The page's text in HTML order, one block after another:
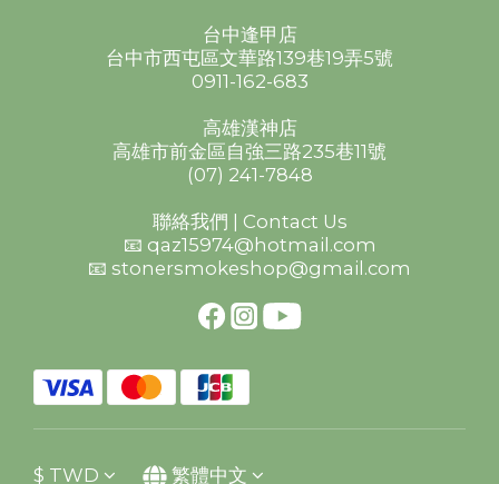
台中逢甲店
台中市西屯區文華路139巷19弄5號
0911-162-683
高雄漢神店
高雄市前金區自強三路235巷11號
(07) 241-7848
聯絡我們 | Contact Us
📧 qaz15974@hotmail.com
📧 stonersmokeshop@gmail.com
$ TWD 繁體中文